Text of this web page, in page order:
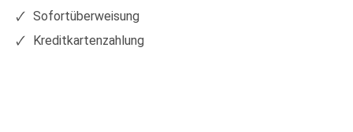
Sofortüberweisung
Kreditkartenzahlung